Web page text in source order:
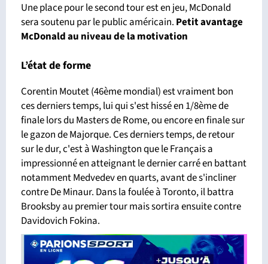
Une place pour le second tour est en jeu, McDonald
sera soutenu par le public américain. Petit avantage
McDonaldau niveau de la motivation
L’état de forme
Corentin Moutet (46ème mondial) est vraiment bon
ces derniers temps, lui qui s'est hissé en 1/8ème de
finale lors du Masters de Rome, ou encore en finale sur
le gazon de Majorque. Ces derniers temps, de retour
sur le dur, c'est à Washington que le Français a
impressionné en atteignant le dernier carré en battant
notamment Medvedev en quarts, avant de s'incliner
contre De Minaur. Dans la foulée à Toronto, il battra
Brooksby au premier tour mais sortira ensuite contre
Davidovich Fokina.